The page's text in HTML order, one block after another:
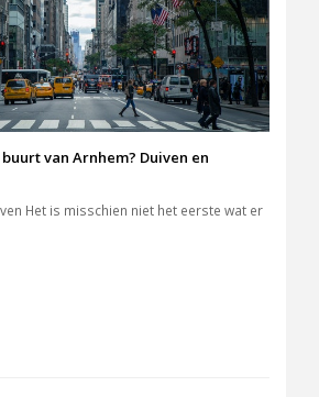
van Arnhem? Duiven en
Het is misschien niet het eerste wat er